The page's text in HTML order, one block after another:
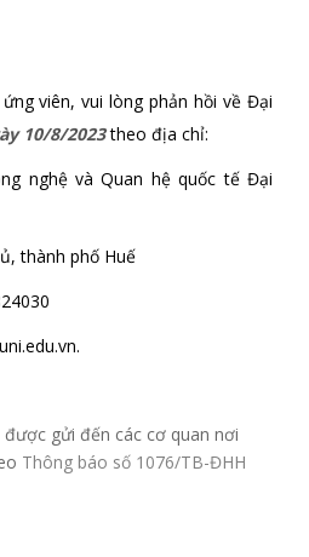
viên, vui lòng phản hồi về Đại
10/8/2023theo địa chỉ:
nghệ và Quan hệ quốc tế Đại
thành phố Huế
.
gửi đến các cơ quan nơi
Thông báo số 1076/TB-ĐHH